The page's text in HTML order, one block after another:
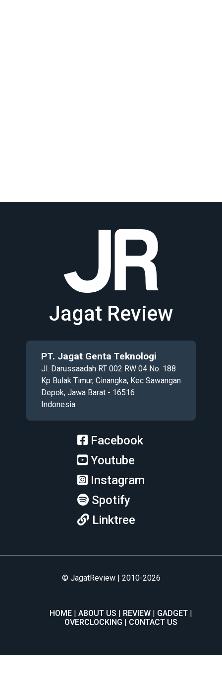
Jagat Review
PT. Jagat Genta Teknologi
Jl. Darussaadah RT 002 RW 04 No. 188
Kp Bulak Timur, Cinangka, Kec Sawangan
Depok, Jawa Barat - 16516
Indonesia
Facebook
Youtube
Instagram
Spotify
Linktree
© JagatReview | 2010-2026
HOME ABOUT US REVIEW
GADGET
OVERCLOCKING
CONTACT US